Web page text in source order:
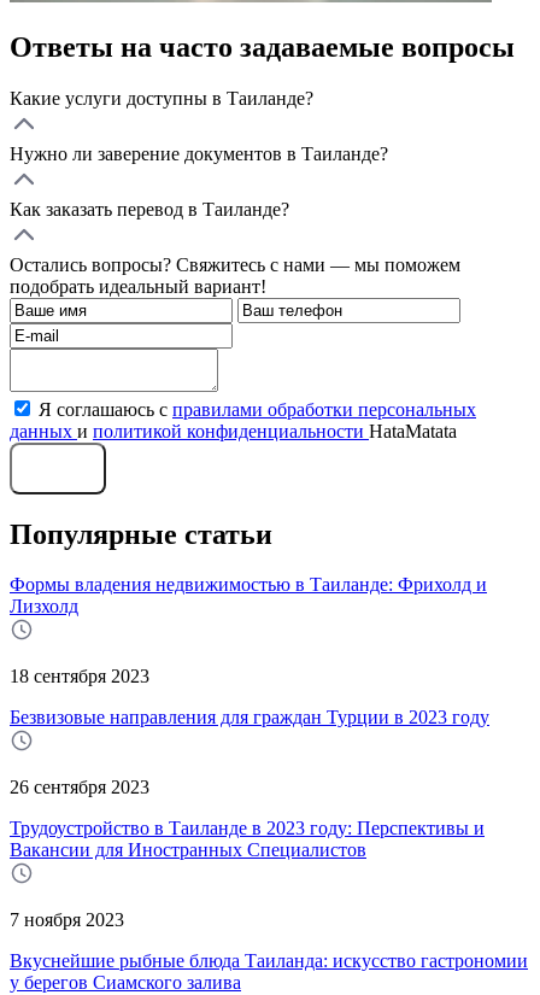
Ответы на часто задаваемые вопросы
Какие услуги доступны в Таиланде?
Нужно ли заверение документов в Таиланде?
Как заказать перевод в Таиланде?
Остались вопросы? Свяжитесь с нами — мы поможем
подобрать идеальный вариант!
Я соглашаюсь с правилами обработки персональных
данных и политикой конфиденциальности HataMatata
Популярные статьи
Формы владения недвижимостью в Таиланде: Фрихолд и
Лизхолд
18 сентября 2023
Безвизовые направления для граждан Турции в 2023 году
26 сентября 2023
Трудоустройство в Таиланде в 2023 году: Перспективы и
Вакансии для Иностранных Специалистов
7 ноября 2023
Вкуснейшие рыбные блюда Таиланда: искусство гастрономии
у берегов Сиамского залива